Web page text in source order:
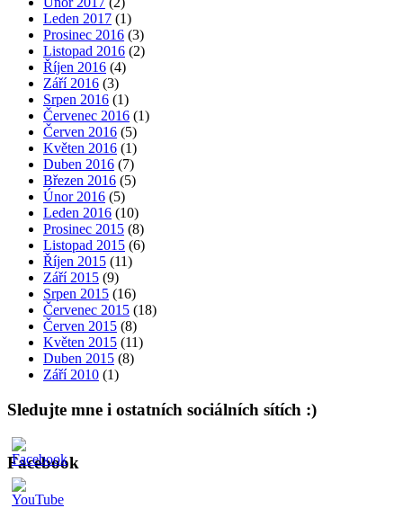
Leden 2017 (1)
Prosinec 2016 (3)
Listopad 2016 (2)
Říjen 2016 (4)
Září 2016 (3)
Srpen 2016 (1)
Červenec 2016 (1)
Červen 2016 (5)
Květen 2016 (1)
Duben 2016 (7)
Březen 2016 (5)
Únor 2016 (5)
Leden 2016 (10)
Prosinec 2015 (8)
Listopad 2015 (6)
Říjen 2015 (11)
Září 2015 (9)
Srpen 2015 (16)
Červenec 2015 (18)
Červen 2015 (8)
Květen 2015 (11)
Duben 2015 (8)
Září 2010 (1)
Sledujte mne i ostatních sociálních sítích :)
Facebook